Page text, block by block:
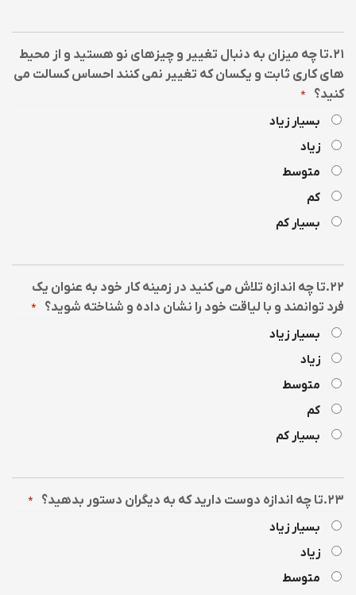
۲۱.تا چه میزان به دنبال تغییر و چیزهای نو هستید و از محیط
های کاری ثابت و یکسان که تغییر نمی کنند احساس کسالت می
کنید؟
*
بسیار زیاد
زیاد
متوسط
کم
بسیار کم
۲۲.تا چه اندازه تلاش می کنید در زمینه کار خود به عنوان یک
فرد توانمند و با لیاقت خود را نشان داده و شناخته شوید؟
*
بسیار زیاد
زیاد
متوسط
کم
بسیار کم
۲۳.تا چه اندازه دوست دارید که به دیگران دستور بدهید؟ *
بسیار زیاد
زیاد
متوسط